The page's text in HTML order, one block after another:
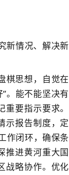
新情况、解决新
棋思想，自觉在
。能不能坚决有
要指示要求。
示报告制度，定
作闭环，确保条
推进黄河重大国
战略协作。优化